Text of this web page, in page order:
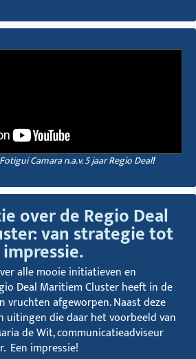
Camara n.a.v. 5 jaar Regio Deal!
over de Regio Deal
van strategie tot
alle mooie initiatieven en
Deal Maritiem Cluster heeft in de
vruchten afgeworpen. Naast deze
uitingen die daar het voorbeeld van
de Wit, communicatieadviseur
Een impressie!